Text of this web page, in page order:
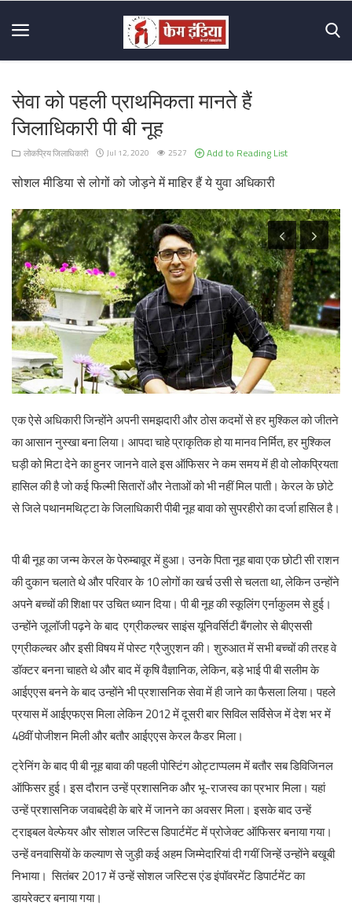
Home
About
Us
Mission
&
Vision
Hall
Of
Fame
Contact
English
सेवा को पहली प्राथमिकता मानते हैं
जिलाधिकारी पी बी नूह
लोकप्रिय जिलाधिकारी Jul 12, 2020 2527
Add to Reading List
सोशल मीडिया से लोगों को जोड़ने में माहिर हैं ये युवा अधिकारी
एक ऐसे अधिकारी जिन्होंने अपनी समझदारी और ठोस कदमों से हर मुश्किल को जीतने
का आसान नुस्खा बना लिया। आपदा चाहे प्राकृतिक हो या मानव निर्मित, हर मुश्किल
घड़ी को मिटा देने का हुनर जानने वाले इस ऑफिसर ने कम समय में ही वो लोकप्रियता
हासिल की है जो कई फिल्मी सितारों और नेताओं को भी नहीं मिल पाती। केरल के छोटे
से जिले पथानमथिट्टा के जिलाधिकारी पीबी नूह बावा को सुपरहीरो का दर्जा हासिल है।
पी बी नूह का जन्म केरल के पेरुम्बावूर में हुआ। उनके पिता नूह बावा एक छोटी सी राशन
की दुकान चलाते थे और परिवार के 10 लोगों का खर्च उसी से चलता था, लेकिन उन्होंने
अपने बच्चों की शिक्षा पर उचित ध्यान दिया। पी बी नूह की स्कूलिंग एर्नाकुलम से हुई।
उन्होंने जूलॉजी पढ़ने के बाद एग्रीकल्चर साइंस यूनिवर्सिटी बैंगलोर से बीएससी
एग्रीकल्चर और इसी विषय में पोस्ट ग्रैजुएशन की। शुरुआत में सभी बच्चों की तरह वे
डॉक्टर बनना चाहते थे और बाद में कृषि वैज्ञानिक, लेकिन, बड़े भाई पी बी सलीम के
आईएएस बनने के बाद उन्होंने भी प्रशासनिक सेवा में ही जाने का फैसला लिया। पहले
प्रयास में आईएफएस मिला लेकिन 2012 में दूसरी बार सिविल सर्विसेज में देश भर में
48वीं पोजीशन मिली और बतौर आईएएस केरल कैडर मिला।
ट्रेनिंग के बाद पी बी नूह बावा की पहली पोस्टिंग ओट्टाप्पलम में बतौर सब डिविजिनल
ऑफिसर हुई। इस दौरान उन्हें प्रशासनिक और भू-राजस्व का प्रभार मिला। यहां
उन्हें प्रशासनिक जवाबदेही के बारे में जानने का अवसर मिला। इसके बाद उन्हें
ट्राइबल वेल्फेयर और सोशल जस्टिस डिपार्टमेंट में प्रोजेक्ट ऑफिसर बनाया गया।
उन्हें वनवासियों के कल्याण से जुड़ी कई अहम जिम्मेदारियां दी गयीं जिन्हें उन्होंने बखूबी
निभाया। सितंबर 2017 में उन्हें सोशल जस्टिस एंड इंपॉवरमेंट डिपार्टमेंट का
डायरेक्टर बनाया गया।